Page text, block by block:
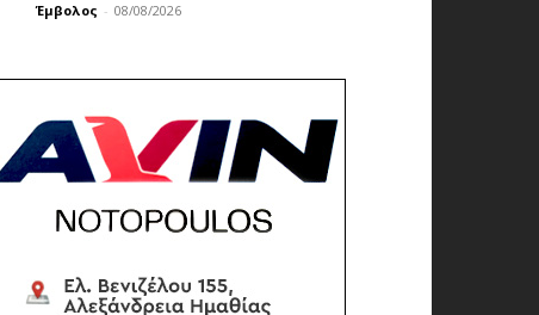
Έμβολος - 08/08/2026